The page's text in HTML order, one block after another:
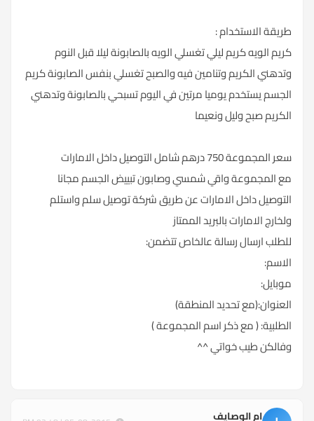
طريقة الاستخدام :
كريم الويه كريم ليلي تغسلي الويه بالصابونة ليلا قبل النوم
وتدهني الكريم وتنامين فيه والصبح تغسلي بنفس الصابونة كريم
الجسم يستخدم يوميا مرتين في اليوم تسبحي بالصابونة وتدهني
الكريم صبح وليل ونعيما
سعر المجموعة 750 درهم شامل التوصيل داخل الامارات
مع المجموعة واقي شمسي وصابون تبييض الجسم مجانا
التوصيل داخل الامارات عن طريق شركة توصيل سلم واستلم
ولخارج الامارات بالبريد الممتاز
للطلب ارسال رسالة عالخاص تتضمن:
الاسم:
موبايل:
العنوان:(مع تحديد المنطقة)
الطلبية: ( مع ذكر اسم المجموعة )
وفالكن طيب خواتي ^^
ام الوصايف